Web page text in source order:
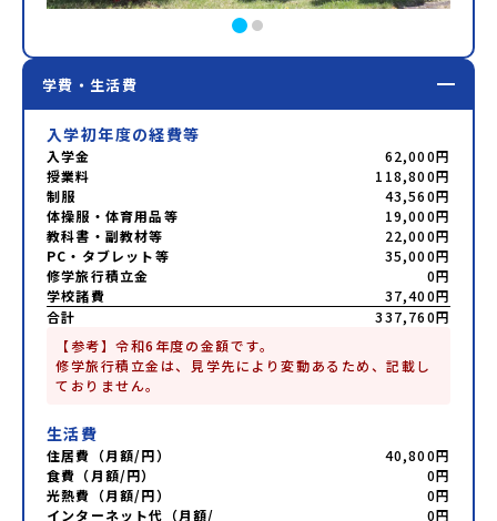
学費・生活費
入学初年度の経費等
入学金
62,000円
授業料
118,800円
制服
43,560円
体操服・体育用品等
19,000円
教科書・副教材等
22,000円
PC・タブレット等
35,000円
修学旅行積立金
0円
学校諸費
37,400円
合計
337,760円
【参考】令和6年度の金額です。
修学旅行積立金は、見学先により変動あるため、記載し
ておりません。
生活費
住居費（月額/円）
40,800円
食費（月額/円）
0円
光熱費（月額/円）
0円
インターネット代（月額/
0円